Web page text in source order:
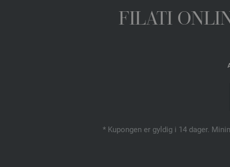
FILATI
* Kupongen er gyldig i 14 dager.